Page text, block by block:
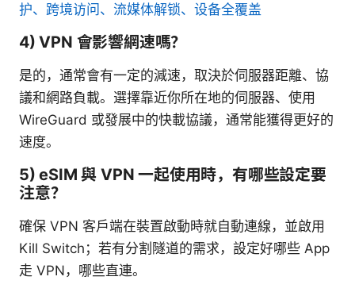
护、跨境访问、流媒体解锁、设备全覆盖
4) VPN 會影響網速嗎？
是的，通常會有一定的減速，取決於伺服器距離、協
議和網路負載。選擇靠近你所在地的伺服器、使用
WireGuard 或發展中的快載協議，通常能獲得更好的
速度。
5) eSIM 與 VPN 一起使用時，有哪些設定要
注意？
確保 VPN 客戶端在裝置啟動時就自動連線，並啟用
Kill Switch；若有分割隧道的需求，設定好哪些 App
走 VPN，哪些直連。